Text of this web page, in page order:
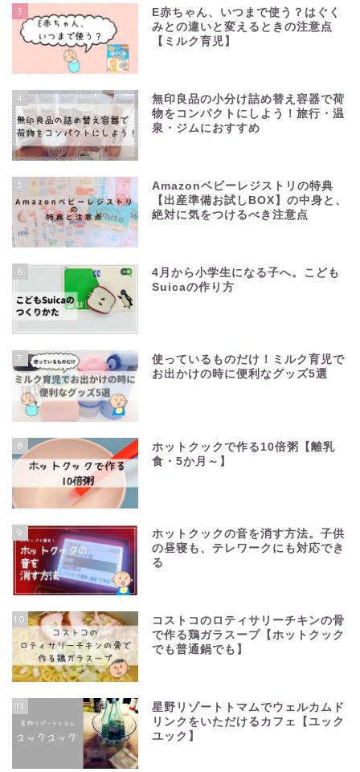
3
E赤ちゃん、いつまで使う？はぐく
みとの違いと変えるときの注意点
【ミルク育児】
4
無印良品の小分け詰め替え容器で荷
物をコンパクトにしよう！旅行・温
泉・ジムにおすすめ
5
Amazonベビーレジストリの特典
【出産準備お試しBOX】の中身と、
絶対に気をつけるべき注意点
6
4月から小学生になる子へ。こども
Suicaの作り方
7
使っているものだけ！ミルク育児で
お出かけの時に便利なグッズ5選
8
ホットクックで作る10倍粥【離乳
食・5か月～】
9
ホットクックの音を消す方法。子供
の昼寝も、テレワークにも対応でき
る
10
コストコのロティサリーチキンの骨
で作る鶏ガラスープ【ホットクック
でも普通鍋でも】
11
星野リゾートトマムでウェルカムド
リンクをいただけるカフェ【ユック
ユック】